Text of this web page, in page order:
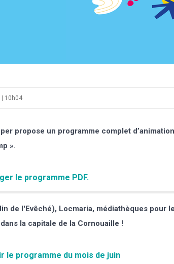
10h04
propose un programme complet
».
le programme PDF.
de l'Evêché), Locmaria, médiathèques pour
la capitale de la Cornouaille !
le programme du mois de juin